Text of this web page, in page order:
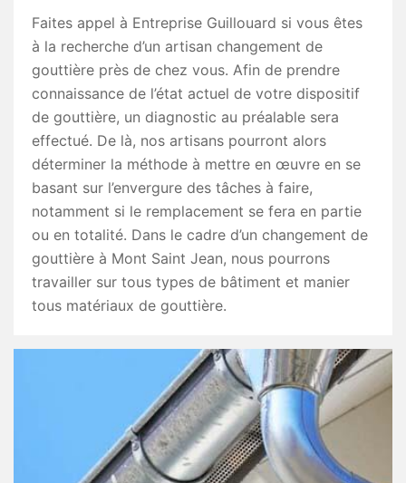
Faites appel à Entreprise Guillouard si vous êtes
à la recherche d’un artisan changement de
gouttière près de chez vous. Afin de prendre
connaissance de l’état actuel de votre dispositif
de gouttière, un diagnostic au préalable sera
effectué. De là, nos artisans pourront alors
déterminer la méthode à mettre en œuvre en se
basant sur l’envergure des tâches à faire,
notamment si le remplacement se fera en partie
ou en totalité. Dans le cadre d’un changement de
gouttière à Mont Saint Jean, nous pourrons
travailler sur tous types de bâtiment et manier
tous matériaux de gouttière.